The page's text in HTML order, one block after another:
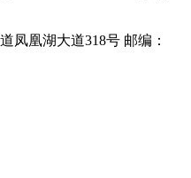
凤凰湖大道318号 邮编：